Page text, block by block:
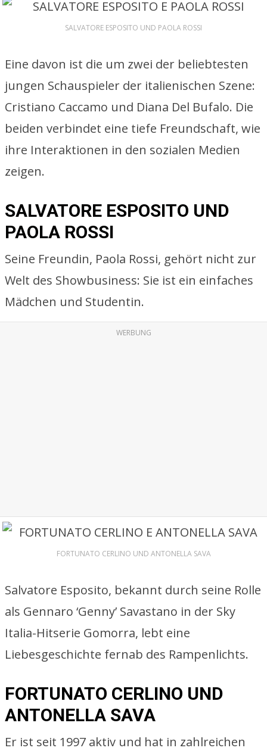
SALVATORE ESPOSITO UND PAOLA ROSSI
Eine davon ist die um zwei der beliebtesten
jungen Schauspieler der italienischen Szene:
Cristiano Caccamo und Diana Del Bufalo. Die
beiden verbindet eine tiefe Freundschaft, wie
ihre Interaktionen in den sozialen Medien
zeigen.
SALVATORE ESPOSITO UND
PAOLA ROSSI
Seine Freundin, Paola Rossi, gehört nicht zur
Welt des Showbusiness: Sie ist ein einfaches
Mädchen und Studentin.
WERBUNG
FORTUNATO CERLINO UND ANTONELLA SAVA
Salvatore Esposito, bekannt durch seine Rolle
als Gennaro ‘Genny’ Savastano in der Sky
Italia-Hitserie Gomorra, lebt eine
Liebesgeschichte fernab des Rampenlichts.
FORTUNATO CERLINO UND
ANTONELLA SAVA
Er ist seit 1997 aktiv und hat in zahlreichen